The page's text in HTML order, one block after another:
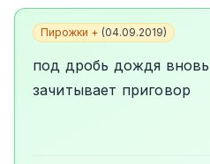
Пирожки + (04.09.2019)
под дробь дождя вновь
зачитывает приговор